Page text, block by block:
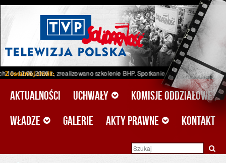
Z ostatniej chwili:
r., zrealizowano szkolenie BHP. Spotkanie odbyło się w ramach projektu
Aktualności Uchwały
Komisje oddziałowe
Władze
Galerie Akty prawne Kontakt